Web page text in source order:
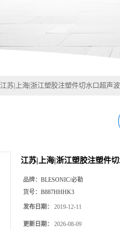
江苏|上海|浙江塑胶注塑件切水口超声
江苏|上海|浙江塑胶注塑件
品牌： BLESONIC/必勒
货号： B887HHHK3
发布日期： 2019-12-11
更新日期： 2026-08-09